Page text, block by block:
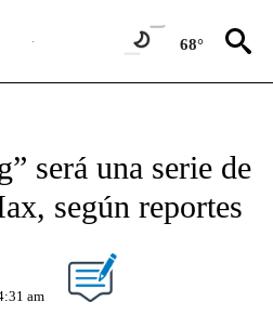
68°
será una serie de
según reportes
am